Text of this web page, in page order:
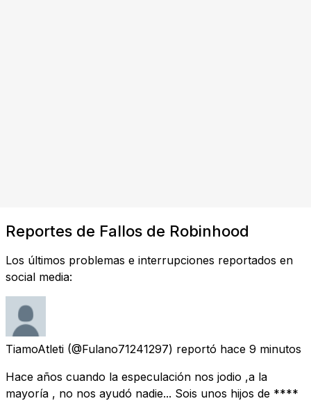
Reportes de Fallos de Robinhood
Los últimos problemas e interrupciones reportados en
social media:
TiamoAtleti (@Fulano71241297) reportó hace 9 minutos
Hace años cuando la especulación nos jodio ,a la
mayoría , no nos ayudó nadie... Sois unos hijos de ****